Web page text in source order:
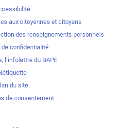
aux citoyennes et citoyens
des renseignements personnels
de confidentialité
l’infolettre du BAPE
du site
de consentement